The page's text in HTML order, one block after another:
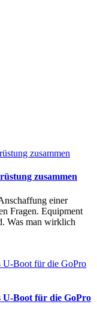
zusammen
einer
Fragen. Equipment
Was man wirklich
U-Boot für die GoPro